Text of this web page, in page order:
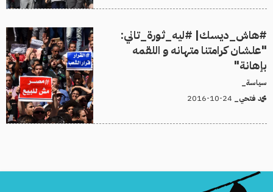
#هاش_ديسك| #ليه_ثورة_تاني:
"علشان كرامتنا متهانه و اللقمه
بإهانة"
سياسة_
محمد فتحي_